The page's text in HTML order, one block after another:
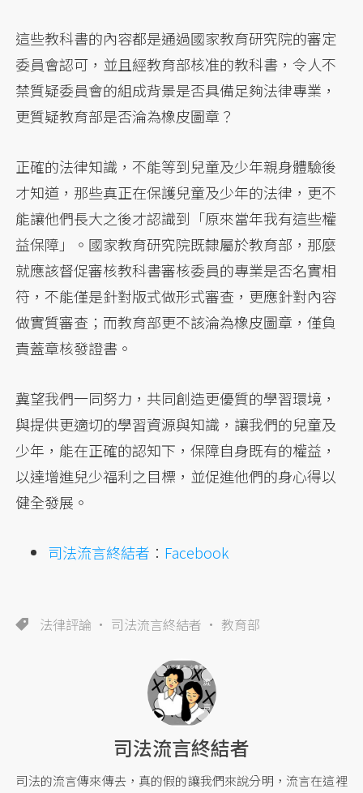
這些教科書的內容都是通過國家教育研究院的審定
委員會認可，並且經教育部核准的教科書，令人不
禁質疑委員會的組成背景是否具備足夠法律專業，
更質疑教育部是否淪為橡皮圖章？
正確的法律知識，不能等到兒童及少年親身體驗後
才知道，那些真正在保護兒童及少年的法律，更不
能讓他們長大之後才認識到「原來當年我有這些權
益保障」。國家教育研究院既隸屬於教育部，那麼
就應該督促審核教科書審核委員的專業是否名實相
符，不能僅是針對版式做形式審查，更應針對內容
做實質審查；而教育部更不該淪為橡皮圖章，僅負
責蓋章核發證書。
冀望我們一同努力，共同創造更優質的學習環境，
與提供更適切的學習資源與知識，讓我們的兒童及
少年，能在正確的認知下，保障自身既有的權益，
以達增進兒少福利之目標，並促進他們的身心得以
健全發展。
司法流言終結者 ： Facebook
法律評論 司法流言終結者 教育部
司法流言終結者
司法的流言傳來傳去，真的假的讓我們來說分明，流言在這裡